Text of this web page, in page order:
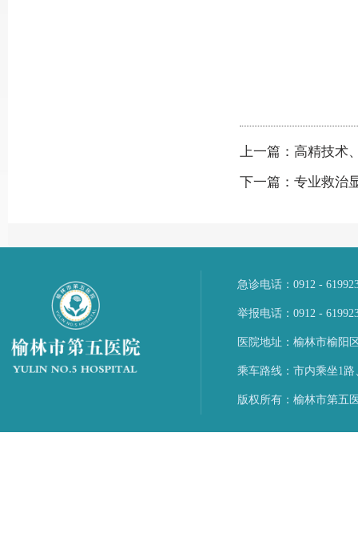
上一篇：高精技术
下一篇：专业救治
急诊电话：0912 -
举报电话：0912 -
医院地址：榆林市榆阳
乘车路线：市内乘坐1
版权所有：榆林市第五